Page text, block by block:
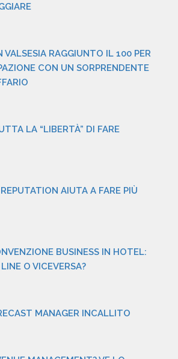
VALSESIA RAGGIUNTO IL 100 PER
CON UN SORPRENDENTE
LA “LIBERTÀ” DI FARE
AIUTA A FARE PIÙ
BUSINESS IN HOTEL:
O VICEVERSA?
MANAGER INCALLITO